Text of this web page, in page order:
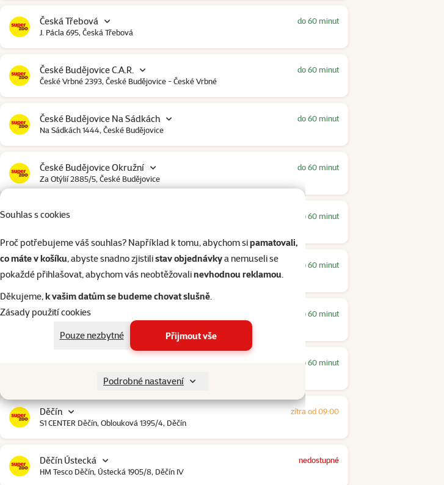
Souhlas s cookies
Proč potřebujeme váš souhlas? Například k tomu, abychom sipamatovali,
co máte v košíku, abyste snadno zjistilistav objednávkya nemuseli se
pokaždé přihlašovat, abychom vás neobtěžovalinevhodnou reklamou.
Děkujeme,k vašim datům se budeme chovat slušně.
Zásady použití cookies
Pouze nezbytné
Přijmout vše
Podrobné nastavení
Česká Třebová
J. Pácla 695, Česká Třebová
do 60 minut
České Budějovice C.A.R.
České Vrbné 2393, České Budějovice - České Vrbné
do 60 minut
České Budějovice Na Sádkách
Na Sádkách 1444, České Budějovice
do 60 minut
České Budějovice Okružní
Za Otýlií 2885/5, České Budějovice
do 60 minut
České Budějovice Strakonická do 60 minut
Český Krumlov
Urbinská 238, Český Krumlov
do 60 minut
Čestlice
Čestlice komerční zóna, U Makra 123, Čestlice
do 60 minut
do 60 minut
Děčín
S1 CENTER Děčín, Oblouková 1395/4, Děčín
zítra od 09:00
Děčín Ústecká
HM Tesco Děčín, Ústecká 1905/8, Děčín IV
nedostupné